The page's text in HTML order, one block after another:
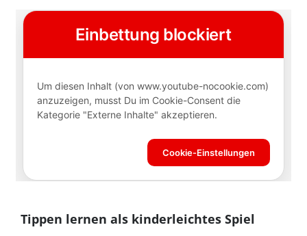
Tippen lernen als kinderleichtes Spiel